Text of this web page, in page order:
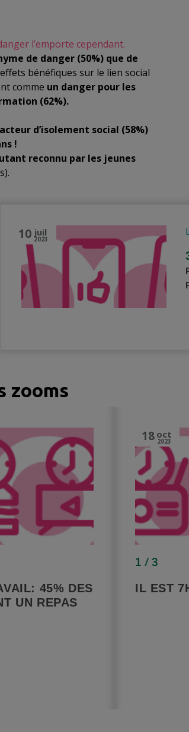
l’emporte cependant.
de danger (50%) que de
bénéfiques sur le lien social
comme un danger pour les
(62%).
d’isolement social (58%)
!
reconnu par les jeunes
10 juil
2023
zooms
45% DES
UN REPAS
18 oct
2023
1 / 3
IL EST